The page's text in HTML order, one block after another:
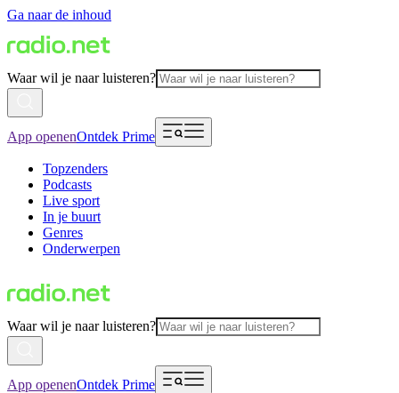
Ga naar de inhoud
Waar wil je naar luisteren?
App openenOntdek Prime
Topzenders
Podcasts
Live sport
In je buurt
Genres
Onderwerpen
Waar wil je naar luisteren?
App openenOntdek Prime